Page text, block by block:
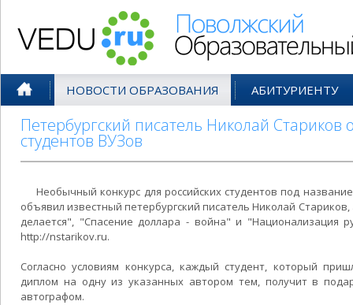
НОВОСТИ ОБРАЗОВАНИЯ АБИТУРИЕНТУ
Петербургский писатель Николай Стариков
студентов ВУЗов
Необычный конкурс для российских студентов под
объявил известный петербургский писатель Николай
делается", "Спасение доллара - война" и "Национализация
http://nstarikov.ru.
Согласно условиям конкурса, каждый студент, который
диплом на одну из указанных автором тем, получит в
автографом.